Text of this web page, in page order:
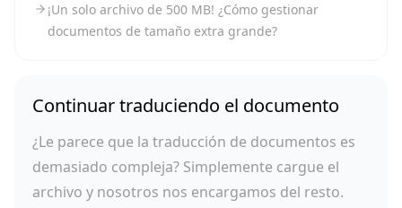
¡Un solo archivo de 500 MB! ¿Cómo gestionar
documentos de tamaño extra grande?
Continuar traduciendo el documento
¿Le parece que la traducción de documentos es
demasiado compleja? Simplemente cargue el
archivo y nosotros nos encargamos del resto.